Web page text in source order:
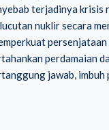
terjadinya
nuklir secara
perdamaian
jawab, imbuh